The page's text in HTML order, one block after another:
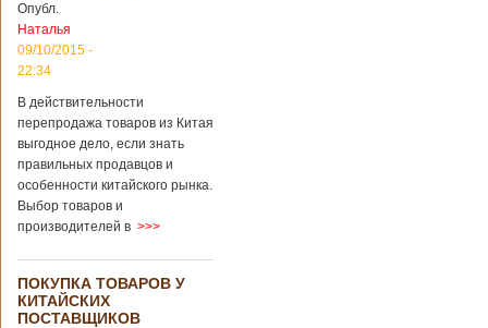
Опубл.
Наталья
09/10/2015 -
22:34
В действительности
перепродажа товаров из Китая
выгодное дело, если знать
правильных продавцов и
особенности китайского рынка.
Выбор товаров и
производителей в >>>
ПОКУПКА ТОВАРОВ У
КИТАЙСКИХ
ПОСТАВЩИКОВ